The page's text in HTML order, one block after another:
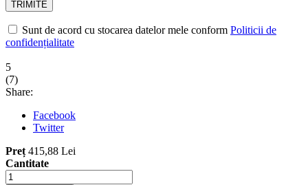
Sunt de acord cu stocarea datelor mele conform Politicii de
confidențialitate
5
(7)
Share:
Facebook
Twitter
Preț 415,88 Lei
Cantitate